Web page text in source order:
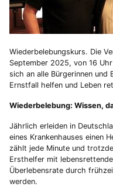
Wiederbelebungskurs. Die
September 2025, von 16
sich an alle Bürgerinnen und
Ernstfall helfen und Leben
Wiederbelebung: Wissen,
Jährlich erleiden in
eines Krankenhauses einen
zählt jede Minute und
Ersthelfer mit
Überlebensrate durch
werden.